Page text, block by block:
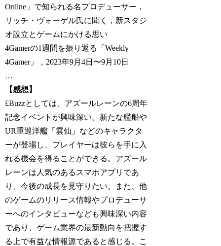
Online」で知られる名プロデューサー，
リッチ・ヴォーゲル氏に聞く，新スタジ
オ設立とゲームにかける思い
4Gamerの1週間を振り返る「Weekly
4Gamer」，2023年9月4日〜9月10日
…
【感想】
£Buzzとしては、アズールレーンの6周年
記念イベントが興味深い。新たな艦船や
UR重巡洋艦「雲仙」などのキャラクタ
ーが登場し、プレイヤーは彼らを手に入
れる機会を得ることができる。アズール
レーンは人気のあるスマホアプリであ
り、今後の成長を見守りたい。また、他
のゲームのリリース情報やプロデューサ
ーへのインタビューなども興味深い内容
であり、ゲーム業界の最新動向を把握す
る上で有益な情報源であると感じる。こ